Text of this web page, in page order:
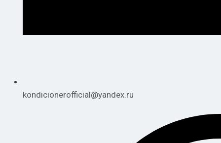
kondicionerofficial@yandex.ru